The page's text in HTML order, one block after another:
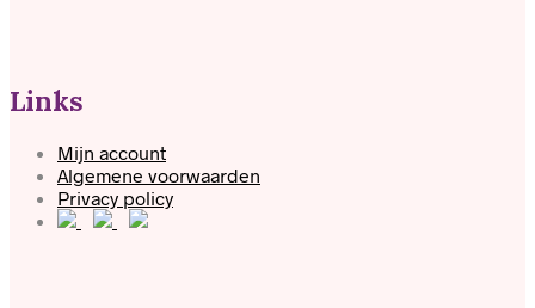
Links
Mijn account
Algemene voorwaarden
Privacy policy